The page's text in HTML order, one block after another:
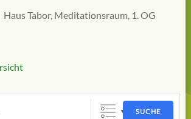
Haus Tabor, Meditationsraum, 1. OG
SUCHE